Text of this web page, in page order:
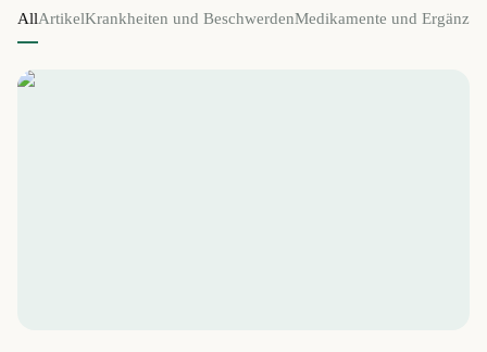
AllArtikelKrankheiten und BeschwerdenMedikamente und